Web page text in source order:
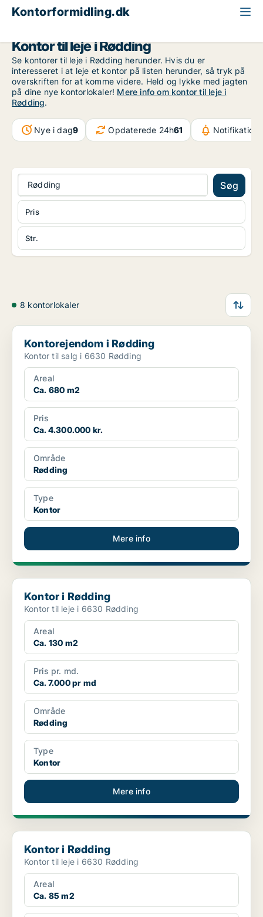
Kontorformidling.dk
Kontor til leje i Rødding
Se kontorer til leje i Rødding herunder. Hvis du er
interesseret i at leje et kontor på listen herunder, så tryk på
overskriften for at komme videre. Held og lykke med jagten
på dine nye kontorlokaler! Mere info om kontor til leje i
Rødding.
Nye i dag9 Opdaterede 24h61
Rødding Søg
Str.
Pris
8 kontorlokaler
Kontorejendom i Rødding
Kontorejendom i Rødding
Kontor til salg i 6630 Rødding
Areal
Ca. 680 m2
Pris
Ca. 4.300.000 kr.
Område
Rødding
Type
Kontor
Mere info
Kontor i Rødding
Kontor i Rødding
Kontor til leje i 6630 Rødding
Areal
Ca. 130 m2
Pris pr. md.
Ca. 7.000 pr md
Område
Rødding
Type
Kontor
Mere info
Kontor i Rødding
Kontor i Rødding
Kontor til leje i 6630 Rødding
Areal
Ca. 85 m2